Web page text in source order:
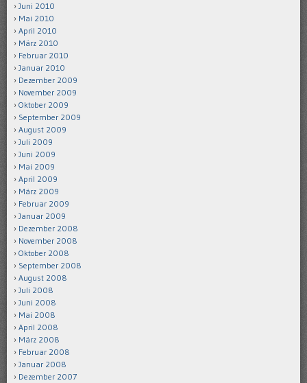
Juni 2010
Mai 2010
April 2010
März 2010
Februar 2010
Januar 2010
Dezember 2009
November 2009
Oktober 2009
September 2009
August 2009
Juli 2009
Juni 2009
Mai 2009
April 2009
März 2009
Februar 2009
Januar 2009
Dezember 2008
November 2008
Oktober 2008
September 2008
August 2008
Juli 2008
Juni 2008
Mai 2008
April 2008
März 2008
Februar 2008
Januar 2008
Dezember 2007